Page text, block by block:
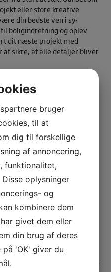
eller store kreative
din bedste ven i sy-
boligindretning og oplev
dit næste projekt med
at sikre, at alle detaljer bliver
tøj og tilbehør
bliver en leg med
kan du skabe præcis
skræddersyede
stil og personlighed.
for at være kreativ og
og farver. Du kan
til mere komplekse og
mønsterpapir kan du skabe
mængden og viser din
gang med et syprojekt, så
at skabe noget helt særligt.
din eksisterende garderobe,
bruger
til at
dig til forskellige
af annoncering,
funktionalitet,
oplysninger
og
kombinere dem
givet dem eller
din brug af deres
på 'OK' giver du